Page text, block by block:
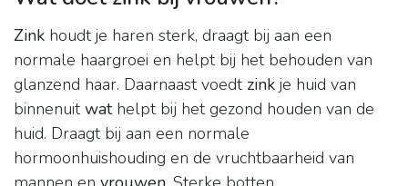
Zink houdt je haren sterk, draagt bij aan een
normale haargroei en helpt bij het behouden van
glanzend haar. Daarnaast voedt zink je huid van
binnenuitwathelpt bij het gezond houden van de
huid. Draagt bij aan een normale
hormoonhuishouding en de vruchtbaarheid van